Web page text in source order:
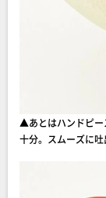
▲あとはハンドピー
十分。スムーズに